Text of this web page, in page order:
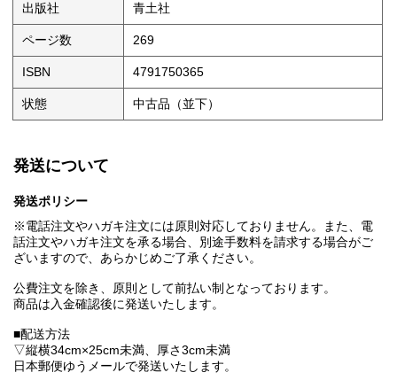
出版社 青土社
ページ数 269
ISBN 4791750365
状態 中古品（並下）
発送について
発送ポリシー
※電話注文やハガキ注文には原則対応しておりません。また、電
話注文やハガキ注文を承る場合、別途手数料を請求する場合がご
ざいますので、あらかじめご了承ください。
公費注文を除き、原則として前払い制となっております。
商品は入金確認後に発送いたします。
■配送方法
▽縦横34cm×25cm未満、厚さ3cm未満
日本郵便ゆうメールで発送いたします。